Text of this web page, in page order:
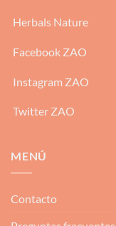
Herbals Nature
Facebook ZAO
Instagram ZAO
Twitter ZAO
MENÚ
Contacto